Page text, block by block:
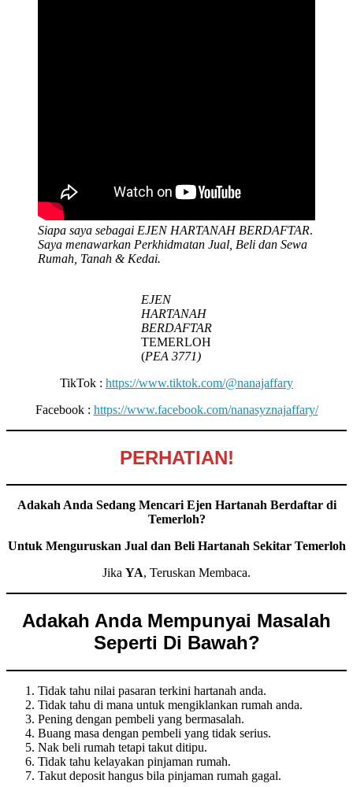
Siapa saya sebagai EJEN HARTANAH BERDAFTAR.
Saya menawarkan Perkhidmatan Jual, Beli dan Sewa
Rumah, Tanah & Kedai.
EJEN
HARTANAH
BERDAFTAR
TEMERLOH
(PEA 3771)
TikTok : https://www.tiktok.com/@nanajaffary
Facebook : https://www.facebook.com/nanasyznajaffary/
PERHATIAN!
Adakah Anda Sedang Mencari Ejen Hartanah Berdaftar di
Temerloh?
Untuk Menguruskan Jual dan Beli Hartanah Sekitar Temerloh
Jika YA, Teruskan Membaca.
Adakah Anda Mempunyai Masalah
Seperti Di Bawah?
Tidak tahu nilai pasaran terkini hartanah anda.
Tidak tahu di mana untuk mengiklankan rumah anda.
Pening dengan pembeli yang bermasalah.
Buang masa dengan pembeli yang tidak serius.
Nak beli rumah tetapi takut ditipu.
Tidak tahu kelayakan pinjaman rumah.
Takut deposit hangus bila pinjaman rumah gagal.